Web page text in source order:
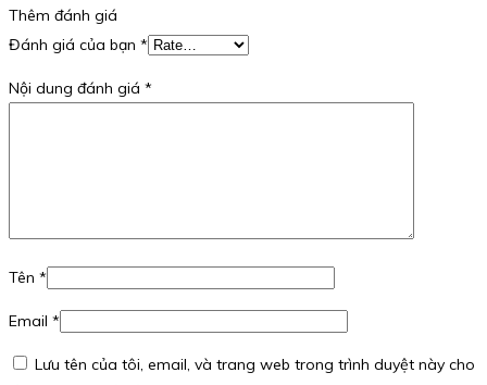
Thêm đánh giá
Đánh giá của bạn *
Nội dung đánh giá *
Tên *
Email *
Lưu tên của tôi, email, và trang web trong trình duyệt này cho